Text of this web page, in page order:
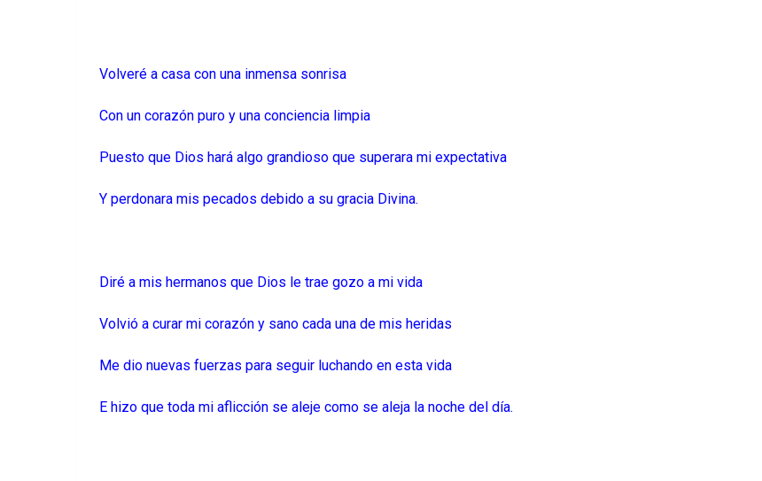
Volveré a casa con una inmensa sonrisa
Con un corazón puro y una conciencia limpia
Puesto que Dios hará algo grandioso que superara mi expectativa
Y perdonara mis pecados debido a su gracia Divina.
Diré a mis hermanos que Dios le trae gozo a mi vida
Volvió a curar mi corazón y sano cada una de mis heridas
Me dio nuevas fuerzas para seguir luchando en esta vida
E hizo que toda mi aflicción se aleje como se aleja la noche del día.